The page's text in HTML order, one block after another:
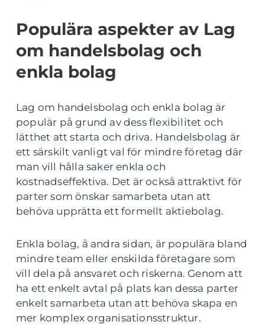
Populära aspekter av Lag
om handelsbolag och
enkla bolag
Lag om handelsbolag och enkla bolag är
populär på grund av dess flexibilitet och
lätthet att starta och driva. Handelsbolag är
ett särskilt vanligt val för mindre företag där
man vill hålla saker enkla och
kostnadseffektiva. Det är också attraktivt för
parter som önskar samarbeta utan att
behöva upprätta ett formellt aktiebolag.
Enkla bolag, å andra sidan, är populära bland
mindre team eller enskilda företagare som
vill dela på ansvaret och riskerna. Genom att
ha ett enkelt avtal på plats kan dessa parter
enkelt samarbeta utan att behöva skapa en
mer komplex organisationsstruktur.